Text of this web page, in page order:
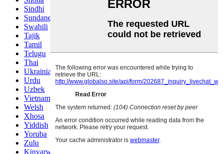
Sindhi
Sundanese
Swahili
Tajik
Tamil
Telugu
Thai
Ukrainian
Urdu
Uzbek
Vietnamese
Welsh
Xhosa
Yiddish
Yoruba
Zulu
Kinyarwanda